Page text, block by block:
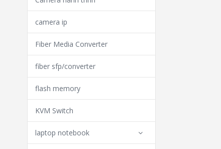
camera ip
Fiber Media Converter
fiber sfp/converter
flash memory
KVM Switch
laptop notebook